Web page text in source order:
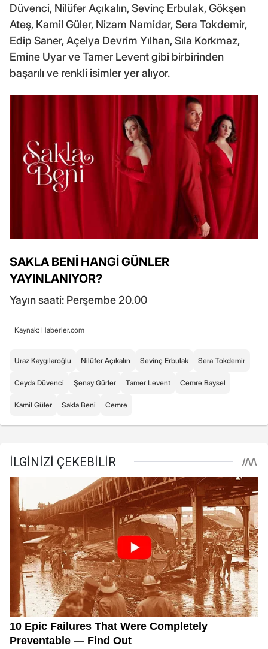
Düvenci, Nilüfer Açıkalın, Sevinç Erbulak, Gökşen
Ateş, Kamil Güler, Nizam Namidar, Sera Tokdemir,
Edip Saner, Açelya Devrim Yılhan, Sıla Korkmaz,
Emine Uyar ve Tamer Levent gibi birbirinden
başarılı ve renkli isimler yer alıyor.
SAKLA BENİ HANGİ GÜNLER
YAYINLANIYOR?
Yayın saati: Perşembe 20.00
Kaynak: Haberler.com
Uraz Kaygılaroğlu Nilüfer Açıkalın Sevinç Erbulak Sera Tokdemir
Ceyda Düvenci Şenay Gürler Tamer Levent Cemre Baysel
Kamil Güler Sakla Beni Cemre